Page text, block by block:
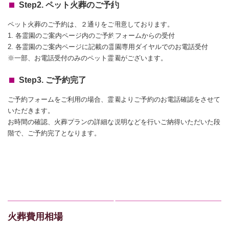
Step2. ペット火葬のご予約
ペット火葬のご予約は、２通りをご用意しております。
1. 各霊園のご案内ページ内のご予約フォームからの受付
2. 各霊園のご案内ページに記載の霊園専用ダイヤルでのお電話受付
※一部、お電話受付のみのペット霊園がございます。
Step3. ご予約完了
ご予約フォームをご利用の場合、霊園よりご予約のお電話確認をさせて
いただきます。
お時間の確認、火葬プランの詳細な説明などを行いご納得いただいた段
階で、ご予約完了となります。
火葬費用相場